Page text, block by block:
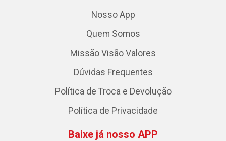
Nosso App
Quem Somos
Missão Visão Valores
Dúvidas Frequentes
Política de Troca e Devolução
Política de Privacidade
Baixe já nosso APP